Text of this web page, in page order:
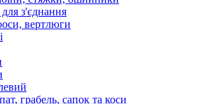
з'єднання
вертлюги
грабель, сапок та коси